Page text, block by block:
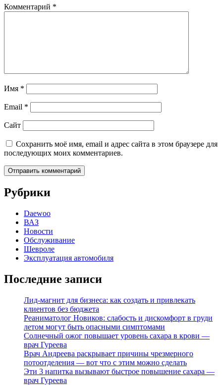
Комментарий *
Имя *
Email *
Сайт
Сохранить моё имя, email и адрес сайта в этом браузере для
последующих моих комментариев.
Рубрики
Daewoo
ВАЗ
Новости
Обслуживание
Шевроле
Эксплуатация автомобиля
Последние записи
Лид-магнит для бизнеса: как создать и привлекать
клиентов без бюджета
Реаниматолог Новиков: слабость и дискомфорт в груди
летом могут быть опасными симптомами
Солнечный ожог повышает уровень сахара в крови —
врач Гуреева
Врач Андреева раскрывает причины чрезмерного
потоотделения — вот что с этим можно сделать
Эти 3 напитка вызывают быстрое повышение сахара —
врач Гуреева